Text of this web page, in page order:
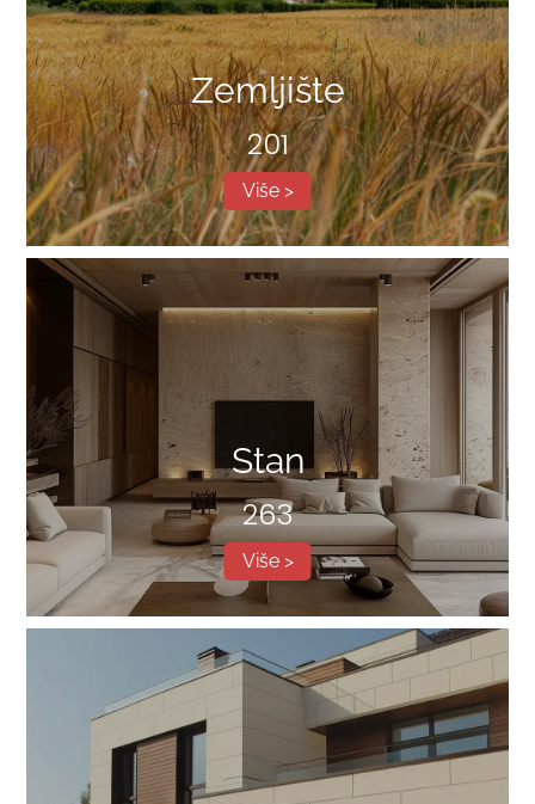
Zemljište
201
Više >
Stan
263
Više >